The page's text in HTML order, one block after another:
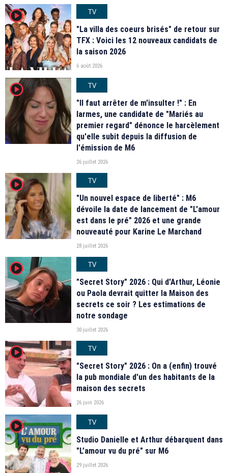
player2
TV
"La villa des coeurs brisés" de retour sur
TFX : Voici les 12 nouveaux candidats de
la saison 2026
6 août 2026
player2
TV
"Il faut arrêter de m'insulter !" : En
larmes, une candidate de "Mariés au
premier regard" dénonce le harcèlement
qu'elle subit depuis la diffusion de
l'émission de M6
26 juillet 2026
player2
TV
"Un nouvel espace de liberté" : M6
dévoile la date de lancement de "L'amour
est dans le pré" 2026 et une grande
nouveauté pour Karine Le Marchand
28 juillet 2026
player2
TV
"Secret Story" 2026 : Qui d'Arthur, Léonie
ou Paola devrait quitter la Maison des
secrets ce soir ? Les estimations de
notre sondage
30 juillet 2026
player2
TV
"Secret Story" 2026 : On a (enfin) trouvé
la pub mondiale d'un des habitants de la
maison des secrets
26 juin 2026
player2
TV
Studio Danielle et Arthur débarquent dans
"L’amour vu du pré" sur M6
29 juillet 2026